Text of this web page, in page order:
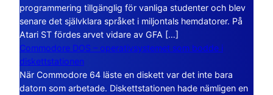
programmering tillgänglig för vanliga studenter och blev
senare det självklara språket i miljontals hemdatorer. På
Atari ST fördes arvet vidare av GFA […]
Commodore DOS – operativsystemet som bodde i
diskettstationen
När Commodore 64 läste en diskett var det inte bara
datorn som arbetade. Diskettstationen hade nämligen en